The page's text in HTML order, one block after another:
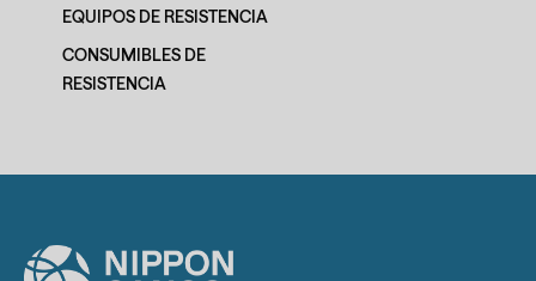
EQUIPOS DE RESISTENCIA
CONSUMIBLES DE
RESISTENCIA